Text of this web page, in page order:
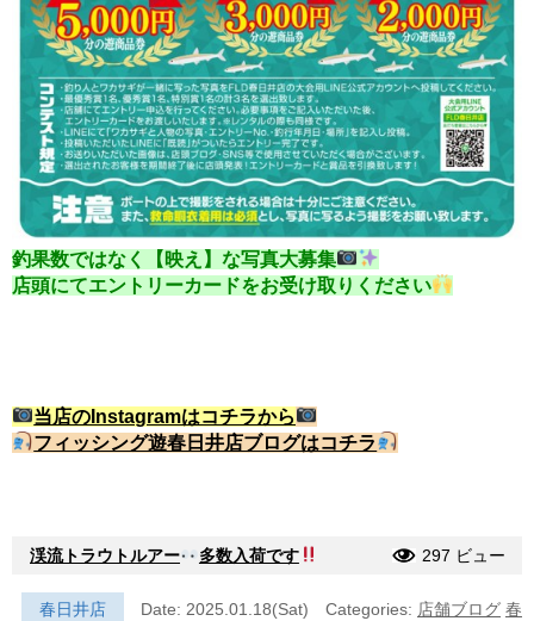
釣果数ではなく【映え】な写真大募集
店頭にてエントリーカードをお受け取りください
当店のInstagramはコチラから
フィッシング遊春日井店ブログはコチラ
渓流トラウトルアー 多数入荷です 297 ビュー
春日井店 Date: 2025.01.18(Sat) Categories: 店舗ブログ 春